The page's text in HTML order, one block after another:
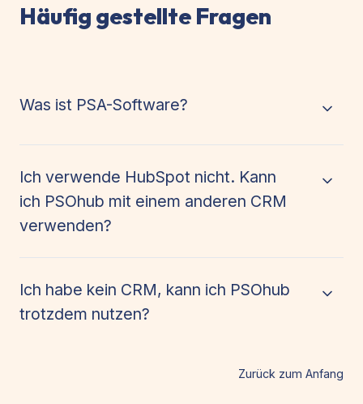
Häufig gestellte Fragen
Was ist PSA-Software?
Ich verwende HubSpot nicht. Kann
ich PSOhub mit einem anderen CRM
verwenden?
Ich habe kein CRM, kann ich PSOhub
trotzdem nutzen?
Zurück zum Anfang